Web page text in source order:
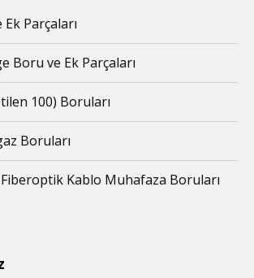
Parçaları
Boru ve Ek Parçaları
100) Boruları
Boruları
Kablo Muhafaza Boruları